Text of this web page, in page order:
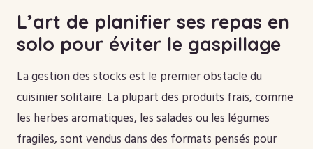
L’art de planifier ses repas en
solo pour éviter le gaspillage
La gestion des stocks est le premier obstacle du
cuisinier solitaire. La plupart des produits frais, comme
les herbes aromatiques, les salades ou les légumes
fragiles, sont vendus dans des formats pensés pour